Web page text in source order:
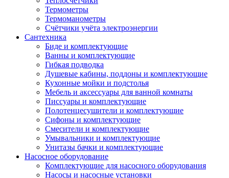
Термометры
Термоманометры
Счётчики учёта электроэнергии
Сантехника
Биде и комплектующие
Ванны и комплектующие
Гибкая подводка
Душевые кабины, поддоны и комплектующие
Кухонные мойки и подстолья
Мебель и аксессуары для ванной комнаты
Писсуары и комплектующие
Полотенцесушители и комплектующие
Сифоны и комплектующие
Смесители и комплектующие
Умывальники и комплектующие
Унитазы бачки и комплектующие
Насосное оборудование
Комплектующие для насосного оборудования
Насосы и насосные установки